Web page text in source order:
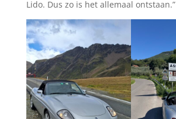
Lido. Dus zo is het allemaal ontstaan.”